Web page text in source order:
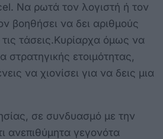
Να ρωτά τον λογιστή ή τον
βοηθήσει να δει αριθμούς
τάσεις.Κυρίαρχα όμως να
στρατηγικής ετοιμότητας,
να χιονίσει για να δεις μια
σε συνδυασμό με την
ανεπιθύμητα γεγονότα